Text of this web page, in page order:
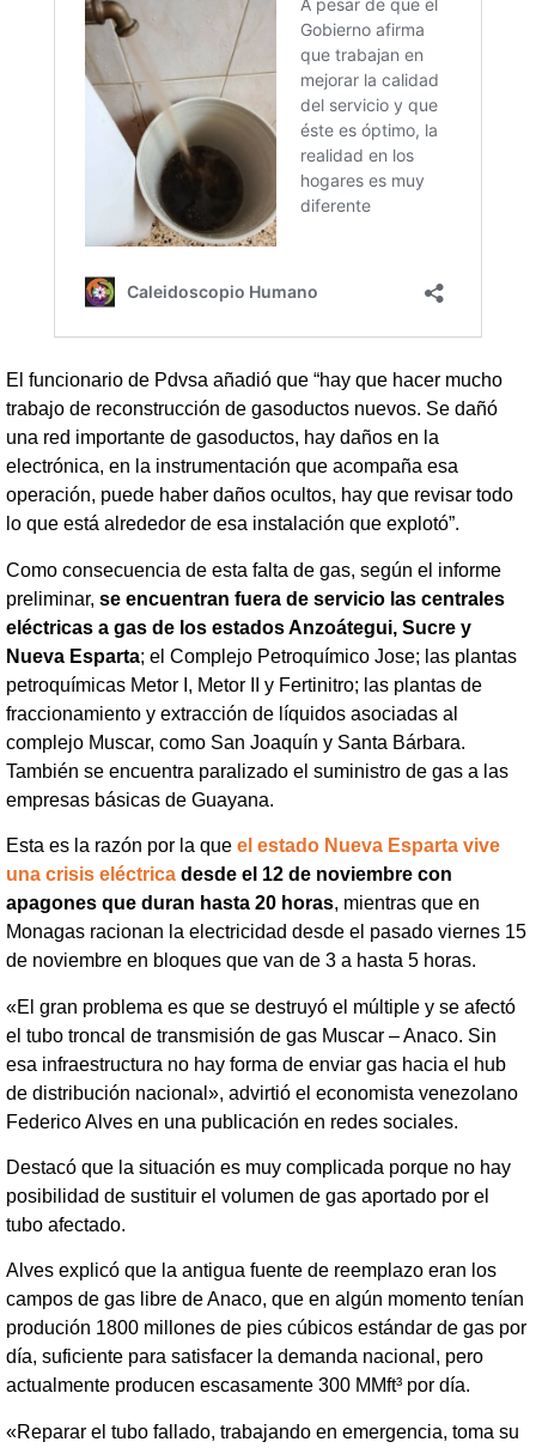
El funcionario de Pdvsa añadió que “hay que hacer mucho
trabajo de reconstrucción de gasoductos nuevos. Se dañó
una red importante de gasoductos, hay daños en la
electrónica, en la instrumentación que acompaña esa
operación, puede haber daños ocultos, hay que revisar todo
lo que está alrededor de esa instalación que explotó”.
Como consecuencia de esta falta de gas, según el informe
preliminar, se encuentran fuera de servicio las centrales
eléctricas a gas de los estados Anzoátegui, Sucre y
Nueva Esparta; el Complejo Petroquímico Jose; las plantas
petroquímicas Metor I, Metor II y Fertinitro; las plantas de
fraccionamiento y extracción de líquidos asociadas al
complejo Muscar, como San Joaquín y Santa Bárbara.
También se encuentra paralizado el suministro de gas a las
empresas básicas de Guayana.
Esta es la razón por la que el estado Nueva Esparta vive
una crisis eléctrica desde el 12 de noviembre con
apagones que duran hasta 20 horas, mientras que en
Monagas racionan la electricidad desde el pasado viernes 15
de noviembre en bloques que van de 3 a hasta 5 horas.
«El gran problema es que se destruyó el múltiple y se afectó
el tubo troncal de transmisión de gas Muscar – Anaco. Sin
esa infraestructura no hay forma de enviar gas hacia el hub
de distribución nacional», advirtió el economista venezolano
Federico Alves en una publicación en redes sociales.
Destacó que la situación es muy complicada porque no hay
posibilidad de sustituir el volumen de gas aportado por el
tubo afectado.
Alves explicó que la antigua fuente de reemplazo eran los
campos de gas libre de Anaco, que en algún momento tenían
produción 1800 millones de pies cúbicos estándar de gas por
día, suficiente para satisfacer la demanda nacional, pero
actualmente producen escasamente 300 MMft³ por día.
«Reparar el tubo fallado, trabajando en emergencia, toma su